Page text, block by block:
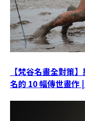
【梵谷名畫全對策
名的 10 幅傳世畫作